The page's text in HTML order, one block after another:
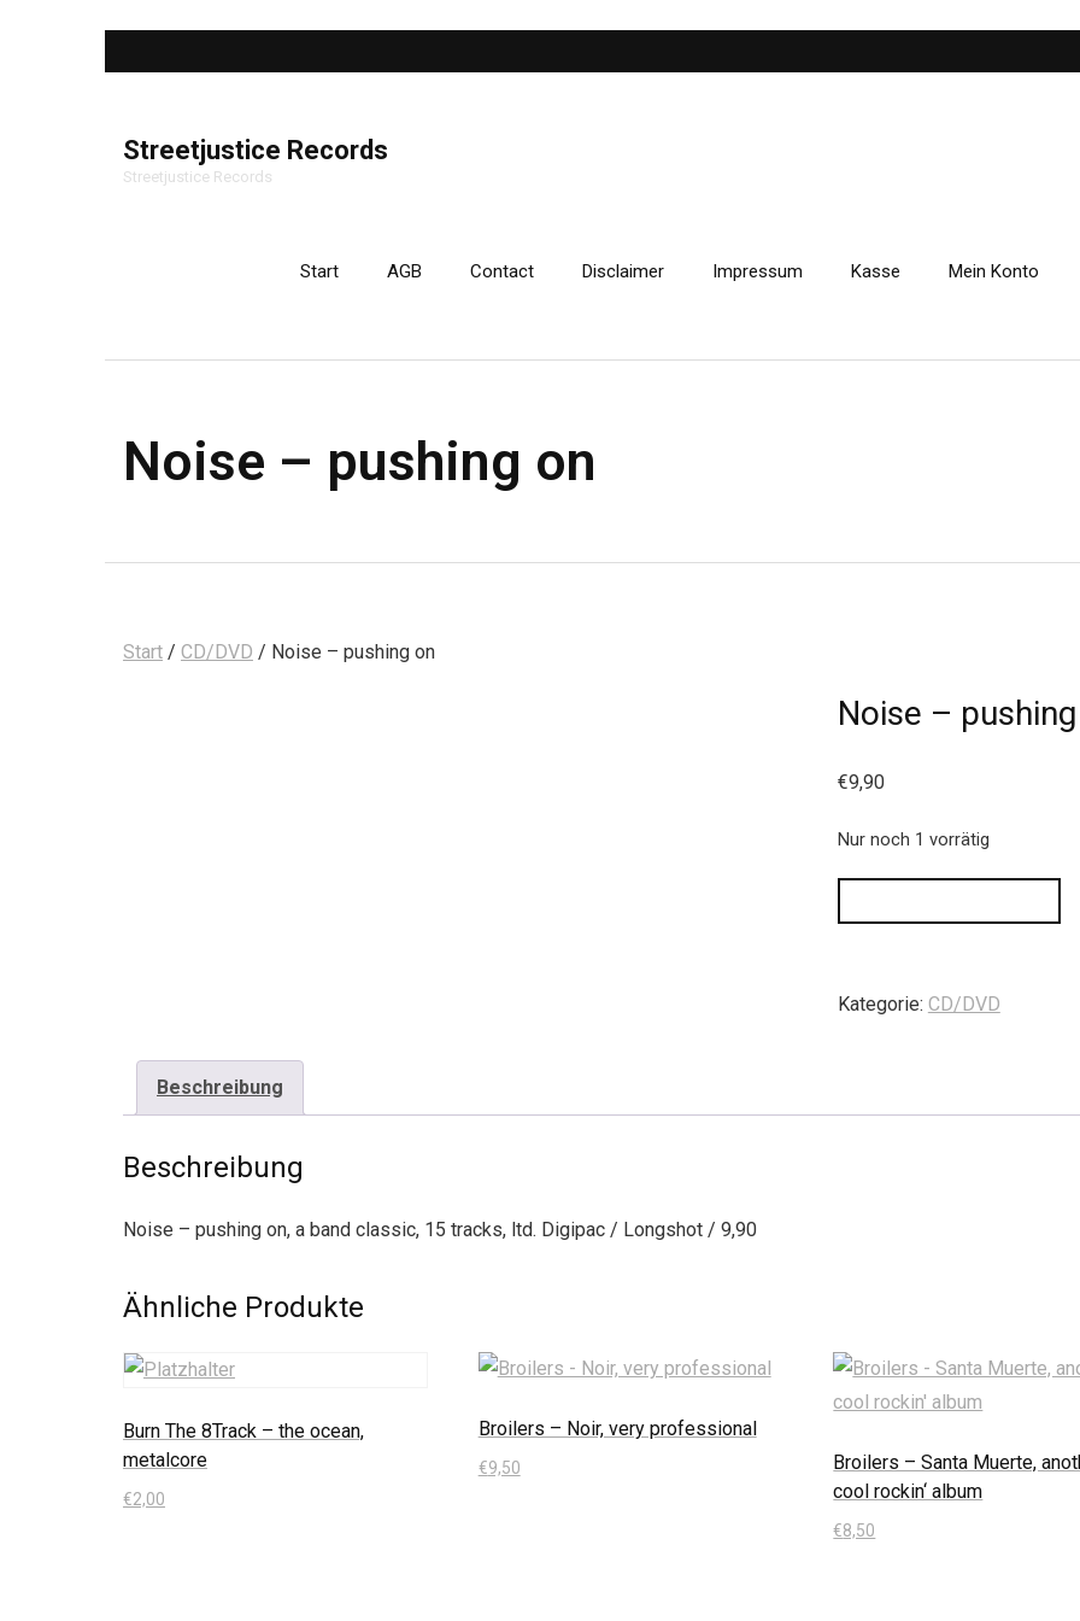
Streetjustice Records
Streetjustice Records
Start AGB Contact Disclaimer Impressum Kasse Mein Konto
Noise – pushing on
Start / CD/DVD / Noise – pushing on
Noise –
€9,90
Nur noch 1 vorrätig
Kategorie: CD/DVD
Beschreibung
Beschreibung
Noise – pushing on, a band classic, 15 tracks, ltd. Digipac / Longshot / 9,90
Ähnliche Produkte
Burn The 8Track – the ocean,
metalcore
€2,00
Broilers – Noir, very professional
€9,50
Broilers – Santa Muerte,
cool rockin‘ album
€8,50